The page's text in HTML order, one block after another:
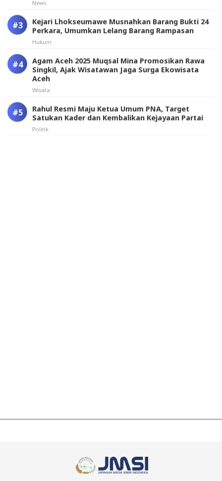
News
Kejari Lhokseumawe Musnahkan Barang Bukti 24
Perkara, Umumkan Lelang Barang Rampasan
Hukum
Agam Aceh 2025 Muqsal Mina Promosikan Rawa
Singkil, Ajak Wisatawan Jaga Surga Ekowisata
Aceh
Wisata
Rahul Resmi Maju Ketua Umum PNA, Target
Satukan Kader dan Kembalikan Kejayaan Partai
Politik